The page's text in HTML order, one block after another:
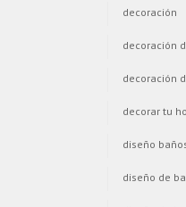
decoración
decoración
decoración
decorar tu
diseño
diseño de